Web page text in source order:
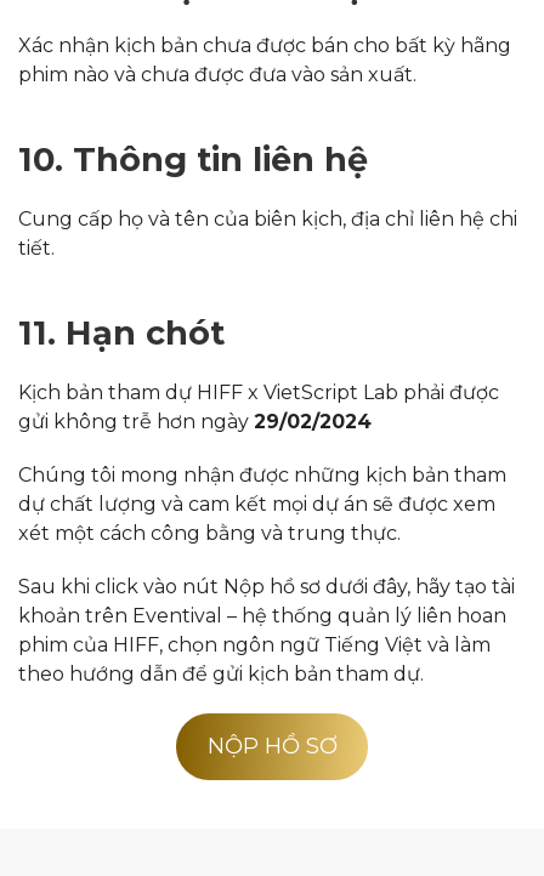
Xác nhận kịch bản chưa được bán cho bất kỳ hãng
phim nào và chưa được đưa vào sản xuất.
10. Thông tin liên hệ
Cung cấp họ và tên của biên kịch, địa chỉ liên hệ chi
tiết.
11. Hạn chót
Kịch bản tham dự HIFF x VietScript Lab phải được
gửi không trễ hơn ngày 29/02/2024
Chúng tôi mong nhận được những kịch bản tham
dự chất lượng và cam kết mọi dự án sẽ được xem
xét một cách công bằng và trung thực.
Sau khi click vào nút Nộp hồ sơ dưới đây, hãy tạo tài
khoản trên Eventival – hệ thống quản lý liên hoan
phim của HIFF, chọn ngôn ngữ Tiếng Việt và làm
theo hướng dẫn để gửi kịch bản tham dự.
NỘP HỒ SƠ